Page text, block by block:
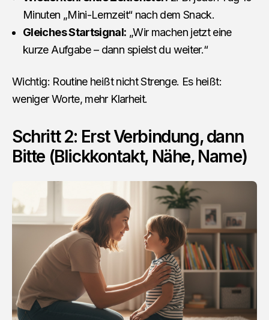
Minuten „Mini-Lernzeit“ nach dem Snack.
Gleiches Startsignal: „Wir machen jetzt eine
kurze Aufgabe – dann spielst du weiter.“
Wichtig: Routine heißt nicht Strenge. Es heißt:
weniger Worte, mehr Klarheit.
Schritt 2: Erst Verbindung, dann
Bitte (Blickkontakt, Nähe, Name)